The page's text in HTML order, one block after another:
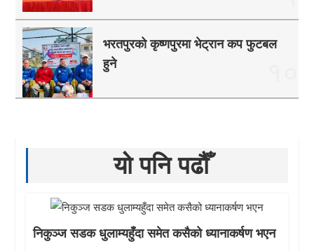
भरतपुरको कृष्णपुरमा भेट्रान कप फुटबल
हुने
यो पनि पढौँ
निकुञ्ज सडक धुलाम्यहुँदा समेत कसैको ध्यानाकर्षण भएन